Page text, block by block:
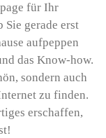
für Ihr
Sie gerade erst
aufpeppen
das Know-how.
sondern auch
zu finden.
erschaffen,